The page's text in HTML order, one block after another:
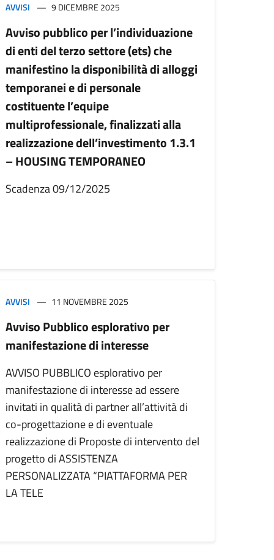
AVVISI 9 DICEMBRE 2025
Avviso pubblico per l’individuazione
di enti del terzo settore (ets) che
manifestino la disponibilità di alloggi
temporanei e di personale
costituente l’equipe
multiprofessionale, finalizzati alla
realizzazione dell’investimento 1.3.1
– HOUSING TEMPORANEO
Scadenza 09/12/2025
AVVISI 11 NOVEMBRE 2025
Avviso Pubblico esplorativo per
manifestazione di interesse
AVVISO PUBBLICO esplorativo per
manifestazione di interesse ad essere
invitati in qualità di partner all’attività di
co-progettazione e di eventuale
realizzazione di Proposte di intervento del
progetto di ASSISTENZA
PERSONALIZZATA “PIATTAFORMA PER
LA TELE